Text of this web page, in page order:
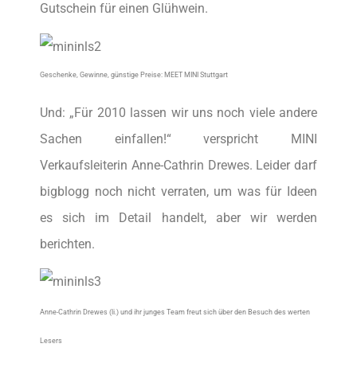
Gutschein für einen Glühwein.
Geschenke, Gewinne, günstige Preise: MEET MINI Stuttgart
Und: „Für 2010 lassen wir uns noch viele andere
Sachen einfallen!“ verspricht MINI
Verkaufsleiterin Anne-Cathrin Drewes. Leider darf
bigblogg noch nicht verraten, um was für Ideen
es sich im Detail handelt, aber wir werden
berichten.
Anne-Cathrin Drewes (li.) und ihr junges Team freut sich über den Besuch des werten
Lesers